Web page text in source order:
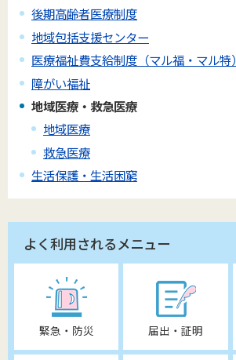
後期高齢者医療制度
地域包括支援センター
医療福祉費支給制度（マル福・マル特）
障がい福祉
地域医療・救急医療
地域医療
救急医療
生活保護・生活困窮
よく利用されるメニュー
緊急・防災 届出・証明